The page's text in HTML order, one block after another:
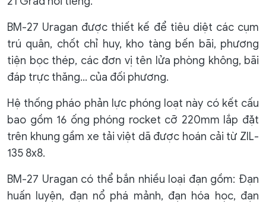
BM-27 Uragan được thiết kế để tiêu diệt các cụm
trú quân, chốt chỉ huy, kho tàng bến bãi, phương
tiện bọc thép, các đơn vị tên lửa phòng không, bãi
đáp trực thăng... của đối phương.
Hệ thống pháo phản lực phóng loạt này có kết cấu
bao gồm 16 ống phóng rocket cỡ 220mm lắp đặt
trên khung gầm xe tải việt dã được hoán cải từ ZIL-
135 8x8.
BM-27 Uragan có thể bắn nhiều loại đạn gồm: Đạn
huấn luyện, đạn nổ phá mảnh, đạn hóa học, đạn